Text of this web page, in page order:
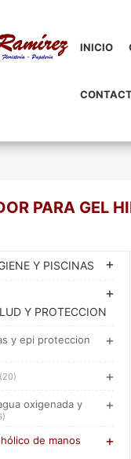
INICIO
PARA GEL
Y PISCINAS
Y PROTECCION
y epi proteccion
(20)
oxigenada y
de manos